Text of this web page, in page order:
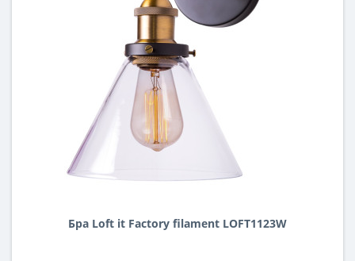
Бра Loft it Factory filament LOFT1123W